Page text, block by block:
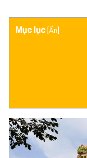
Mục lục Ẩn